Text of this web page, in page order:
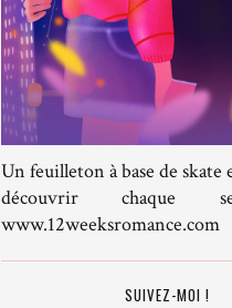
Un feuilleton à base de skate
découvrir chaque
www.12weeksromance.com
SUIVEZ-MOI !